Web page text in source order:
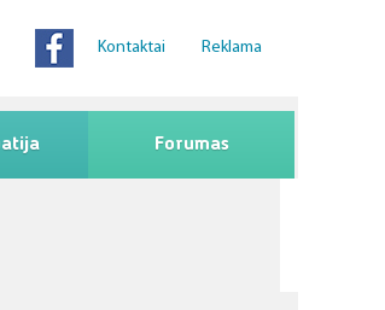
Kontaktai Reklama
Forumas